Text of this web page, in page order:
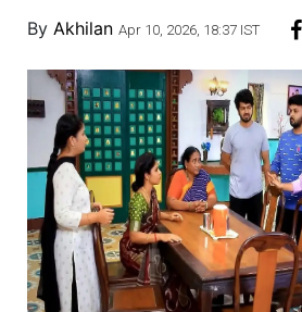
Story
By Akhilan Apr 10, 2026, 18:37 IST